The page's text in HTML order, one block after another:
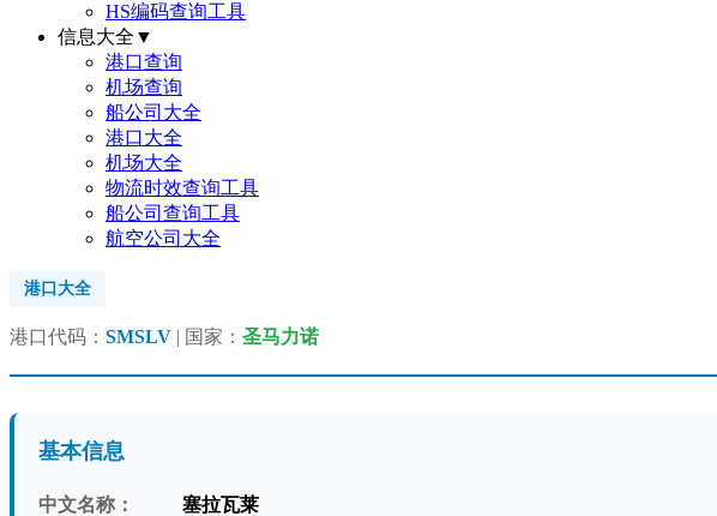
HS编码查询工具
信息大全 ▼
港口查询
机场查询
船公司大全
港口大全
机场大全
物流时效查询工具
船公司查询工具
航空公司大全
港口大全
港口代码： SMSLV | 国家： 圣马力诺
基本信息
中文名称： 塞拉瓦莱